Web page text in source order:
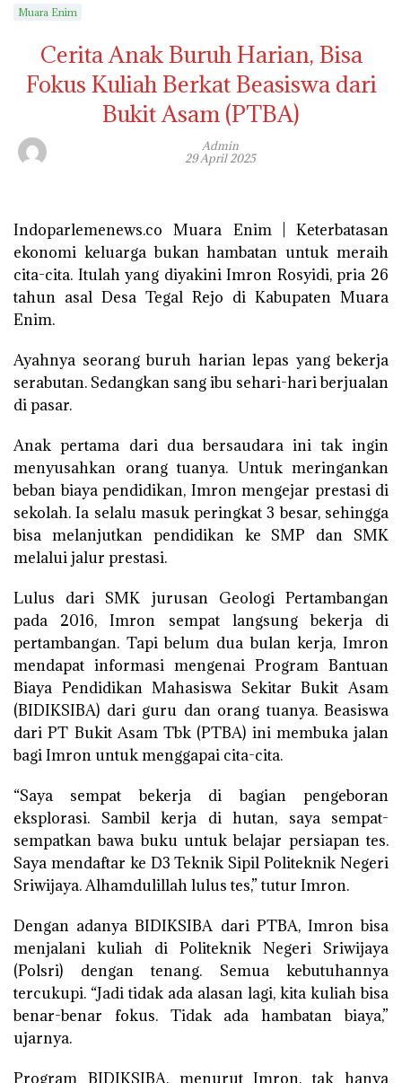
Muara Enim
Cerita Anak Buruh Harian, Bisa
Fokus Kuliah Berkat Beasiswa dari
Bukit Asam (PTBA)
Admin
29 April 2025
Indoparlemenews.co Muara Enim | Keterbatasan
ekonomi keluarga bukan hambatan untuk meraih
cita-cita. Itulah yang diyakini Imron Rosyidi, pria 26
tahun asal Desa Tegal Rejo di Kabupaten Muara
Enim.
Ayahnya seorang buruh harian lepas yang bekerja
serabutan. Sedangkan sang ibu sehari-hari berjualan
di pasar.
Anak pertama dari dua bersaudara ini tak ingin
menyusahkan orang tuanya. Untuk meringankan
beban biaya pendidikan, Imron mengejar prestasi di
sekolah. Ia selalu masuk peringkat 3 besar, sehingga
bisa melanjutkan pendidikan ke SMP dan SMK
melalui jalur prestasi.
Lulus dari SMK jurusan Geologi Pertambangan
pada 2016, Imron sempat langsung bekerja di
pertambangan. Tapi belum dua bulan kerja, Imron
mendapat informasi mengenai Program Bantuan
Biaya Pendidikan Mahasiswa Sekitar Bukit Asam
(BIDIKSIBA) dari guru dan orang tuanya. Beasiswa
dari PT Bukit Asam Tbk (PTBA) ini membuka jalan
bagi Imron untuk menggapai cita-cita.
“Saya sempat bekerja di bagian pengeboran
eksplorasi. Sambil kerja di hutan, saya sempat-
sempatkan bawa buku untuk belajar persiapan tes.
Saya mendaftar ke D3 Teknik Sipil Politeknik Negeri
Sriwijaya. Alhamdulillah lulus tes,” tutur Imron.
Dengan adanya BIDIKSIBA dari PTBA, Imron bisa
menjalani kuliah di Politeknik Negeri Sriwijaya
(Polsri) dengan tenang. Semua kebutuhannya
tercukupi. “Jadi tidak ada alasan lagi, kita kuliah bisa
benar-benar fokus. Tidak ada hambatan biaya,”
ujarnya.
Program BIDIKSIBA, menurut Imron, tak hanya